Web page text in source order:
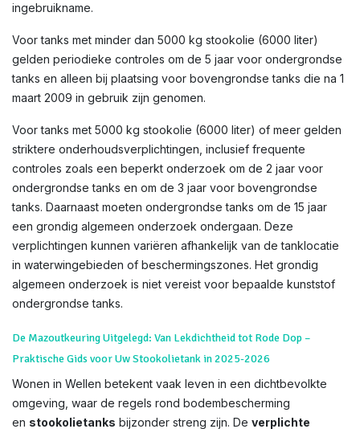
ingebruikname.
Voor tanks met minder dan 5000 kg stookolie (6000 liter)
gelden periodieke controles om de 5 jaar voor ondergrondse
tanks en alleen bij plaatsing voor bovengrondse tanks die na 1
maart 2009 in gebruik zijn genomen.
Voor tanks met 5000 kg stookolie (6000 liter) of meer gelden
striktere onderhoudsverplichtingen, inclusief frequente
controles zoals een beperkt onderzoek om de 2 jaar voor
ondergrondse tanks en om de 3 jaar voor bovengrondse
tanks. Daarnaast moeten ondergrondse tanks om de 15 jaar
een grondig algemeen onderzoek ondergaan. Deze
verplichtingen kunnen variëren afhankelijk van de tanklocatie
in waterwingebieden of beschermingszones. Het grondig
algemeen onderzoek is niet vereist voor bepaalde kunststof
ondergrondse tanks.
De Mazoutkeuring Uitgelegd: Van Lekdichtheid tot Rode Dop –
Praktische Gids voor Uw Stookolietank in 2025-2026
Wonen in Wellen betekent vaak leven in een dichtbevolkte
omgeving, waar de regels rond bodembescherming
en stookolietanks bijzonder streng zijn. De verplichte